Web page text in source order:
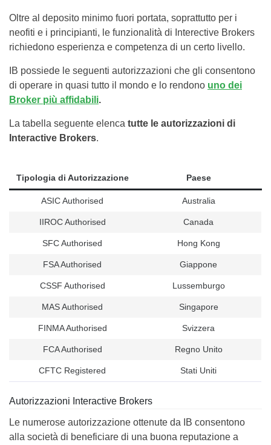
Oltre al deposito minimo fuori portata, soprattutto per i
neofiti e i principianti, le funzionalità di Interective Brokers
richiedono esperienza e competenza di un certo livello.
IB possiede le seguenti autorizzazioni che gli consentono
di operare in quasi tutto il mondo e lo rendono uno dei
Broker più affidabili.
La tabella seguente elenca tutte le autorizzazioni di
Interactive Brokers.
Tipologia di Autorizzazione Paese
ASIC Authorised Australia
IIROC Authorised Canada
SFC Authorised Hong Kong
FSA Authorised Giappone
CSSF Authorised Lussemburgo
MAS Authorised Singapore
FINMA Authorised Svizzera
FCA Authorised Regno Unito
CFTC Registered Stati Uniti
Autorizzazioni Interactive Brokers
Le numerose autorizzazione ottenute da IB consentono
alla società di beneficiare di una buona reputazione a